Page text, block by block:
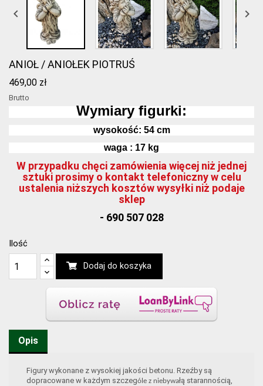
 
ANIOŁ / ANIOŁEK PIOTRUŚ
469,00 zł
Brutto
Wymiary figurki:
wysokość: 54 cm
waga : 17 kg
W przypadku chęci zamówienia więcej niż jednej
sztuki prosimy o kontakt telefoniczny w celu
ustalenia niższych kosztów wysyłki niż podaje
sklep
- 690 507 028
Ilość
Dodaj do koszyka
Opis
Figury wykonane z wysokiej jakości betonu. Rzeźby są
dopracowane w każdym szczególe z niebywałą starannością,